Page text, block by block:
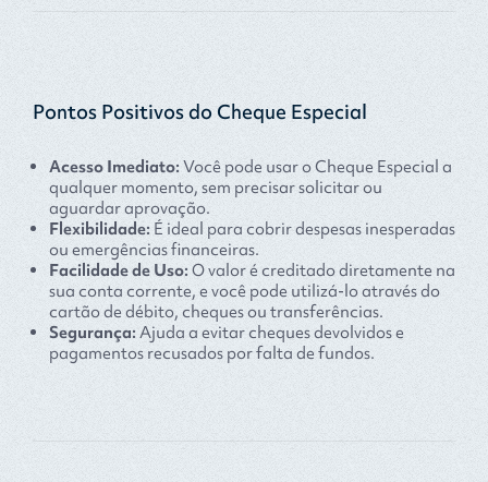
Pontos Positivos do Cheque Especial
Acesso Imediato: Você pode usar o Cheque Especial a
qualquer momento, sem precisar solicitar ou
aguardar aprovação.
Flexibilidade: É ideal para cobrir despesas inesperadas
ou emergências financeiras.
Facilidade de Uso: O valor é creditado diretamente na
sua conta corrente, e você pode utilizá-lo através do
cartão de débito, cheques ou transferências.
Segurança: Ajuda a evitar cheques devolvidos e
pagamentos recusados por falta de fundos.